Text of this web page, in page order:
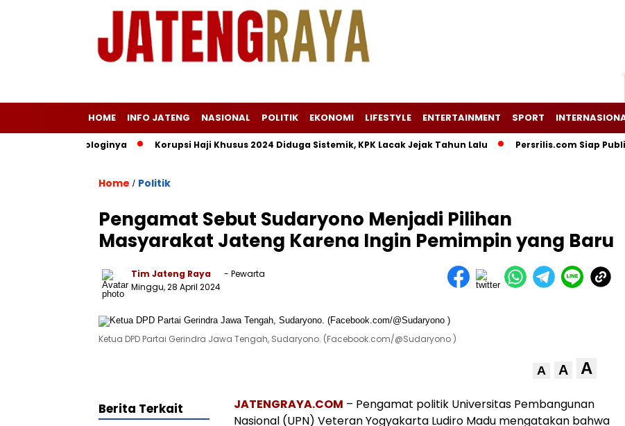
HOME INFO JATENG NASIONAL POLITIK EKONOMI LIFESTYLE ENTERTAINMENT SPORT
Ini Kronologinya Korupsi Haji Khusus 2024 Diduga Sistemik, KPK Lacak Jejak Tahun Lalu Persrilis.com Siap
Home / Politik
Pengamat Sebut Sudaryono Menjadi Pilihan
Masyarakat Jateng Karena Ingin Pemimpin yang Baru
Tim Jateng Raya
- Pewarta
Minggu, 28 April 2024
Ketua DPD Partai Gerindra Jawa Tengah, Sudaryono. (Facebook.com/@Sudaryono )
A A A
JATENGRAYA.COM – Pengamat politik Universitas Pembangunan
Nasional (UPN) Veteran Yogyakarta Ludiro Madu mengatakan bahwa
Berita Terkait